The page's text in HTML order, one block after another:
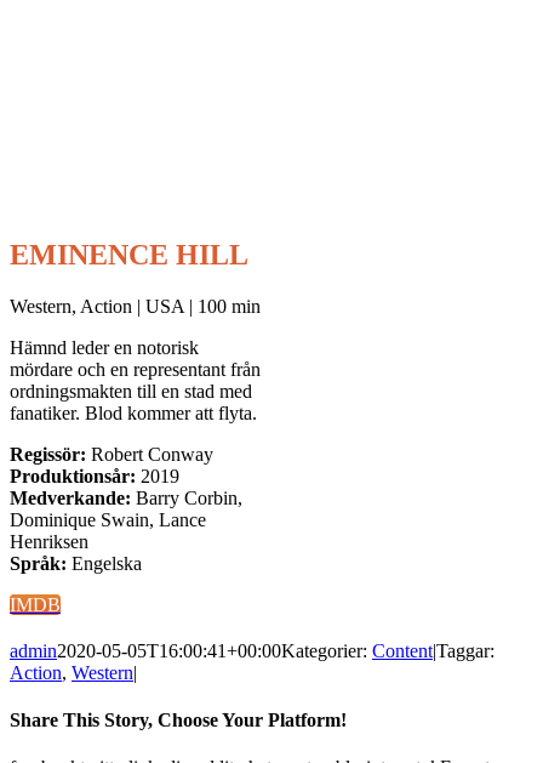
EMINENCE HILL
Western, Action | USA | 100 min
Hämnd leder en notorisk
mördare och en representant från
ordningsmakten till en stad med
fanatiker. Blod kommer att flyta.
Regissör: Robert Conway
Produktionsår: 2019
Medverkande: Barry Corbin,
Dominique Swain, Lance
Henriksen
Språk: Engelska
IMDB
admin2020-05-05T16:00:41+00:00Kategorier: Content|Taggar:
Action, Western|
Share This Story, Choose Your Platform!